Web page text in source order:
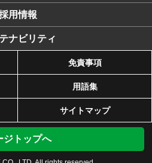
ジトップへ
用情報
ナビリティ
免責事項
用語集
サイトマップ